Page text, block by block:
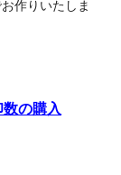
作りいたしま
数の購入